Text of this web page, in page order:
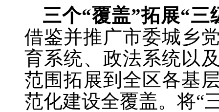
三个“覆盖”拓展“三
借鉴并推广市委城乡
育系统、政法系统以
范围拓展到全区各基
范化建设全覆盖。将“